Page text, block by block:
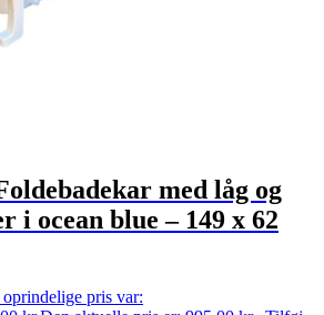
med låg og
i ocean blue – 149 x 62
pris var: